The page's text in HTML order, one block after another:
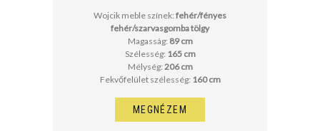
Wojcik meble színek: fehér/fényes
fehér/szarvasgomba tölgy
Magasság: 89 cm
Szélesség: 165 cm
Mélység: 206 cm
Fekvőfelület szélesség: 160 cm
MEGNÉZEM